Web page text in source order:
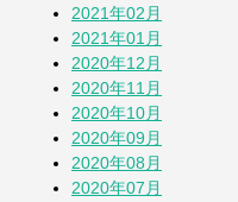
2021年02月
2021年01月
2020年12月
2020年11月
2020年10月
2020年09月
2020年08月
2020年07月